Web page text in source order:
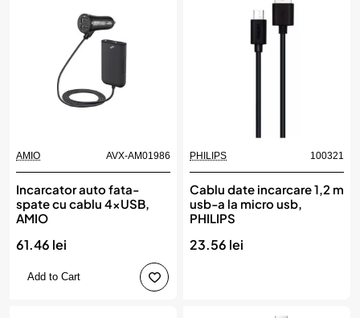
AMIO AVX-AM01986
Incarcator auto fata-
spate cu cablu 4xUSB,
AMIO
61.46 lei
Add to Cart
PHILIPS 100321
Cablu date incarcare 1,2 m
usb-a la micro usb,
PHILIPS
23.56 lei